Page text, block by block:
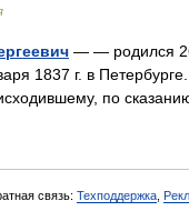
— — родился
1837 г. в
по
связь: Техподдержка